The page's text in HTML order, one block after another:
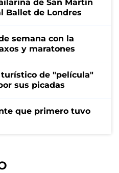
de San Martín
Ballet de Londres
semana con la
y maratones
de "película"
sus picadas
que primero tuvo